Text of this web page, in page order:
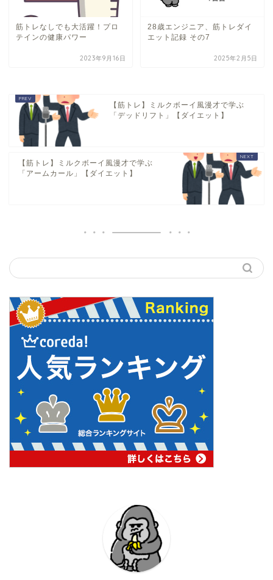
筋トレなしでも大活躍！プロ
テインの健康パワー
2023年9月16日
28歳エンジニア、筋トレダイ
エット記録 その7
2025年2月5日
【筋トレ】ミルクボーイ風漫才で学ぶ
「デッドリフト」【ダイエット】
【筋トレ】ミルクボーイ風漫才で学ぶ
「アームカール」【ダイエット】